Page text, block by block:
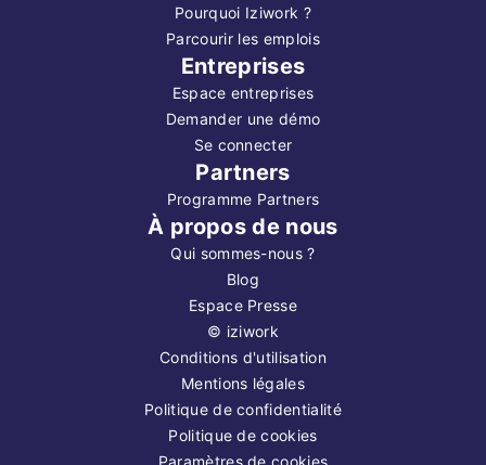
Pourquoi Iziwork ?
Parcourir les emplois
Entreprises
Espace entreprises
Demander une démo
Se connecter
Partners
Programme Partners
À propos de nous
Qui sommes-nous ?
Blog
Espace Presse
© iziwork
Conditions d'utilisation
Mentions légales
Politique de confidentialité
Politique de cookies
Paramètres de cookies